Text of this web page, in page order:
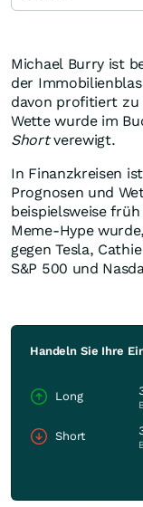
Michael Burry ist
der
davon profitiert zu
Wette wurde im
Shortverewigt.
In Finanzkreisen
Prognosen und
beispielsweise
Meme-Hype
gegen Tesla,
S&P 500 und
Handeln Sie Ihre
Long
Short